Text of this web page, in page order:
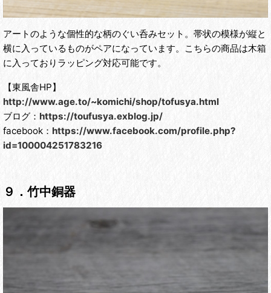
アートのような個性的な柄のぐい呑みセット。帯状の模様が縦と
横に入っているものがペアになっています。こちらの商品は木箱
に入っておりラッピング対応可能です。
【東風舎HP】
http://www.age.to/~komichi/shop/tofusya.html
ブログ： https://toufusya.exblog.jp/
facebook： https://www.facebook.com/profile.php?
id=100004251783216
９．竹中銅器